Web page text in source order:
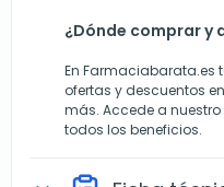
¿Dónde comprar y
En Farmaciabarata.es
ofertas y descuentos
más. Accede a
todos los beneficios.